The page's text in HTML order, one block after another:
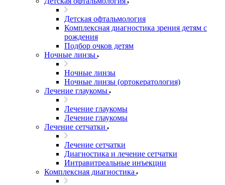
Детская офтальмология
Комплексная диагностика зрения детям c
рождения
Подбор очков детям
Ночные линзы
Ночные линзы
Ночные линзы (ортокератология)
Лечение глаукомы
Лечение глаукомы
Лечение глаукомы
Лечение сетчатки
Лечение сетчатки
Диагностика и лечение сетчатки
Интравитреальные инъекции
Комплексная диагностика